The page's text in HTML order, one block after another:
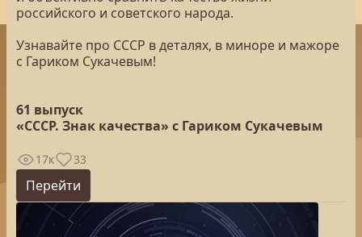
российского и советского народа.
Узнавайте про СССР в деталях, в миноре и мажоре
с Гариком Сукачевым!
61 выпуск
«СССР. Знак качества» с Гариком Сукачевым
17к 33
Перейти